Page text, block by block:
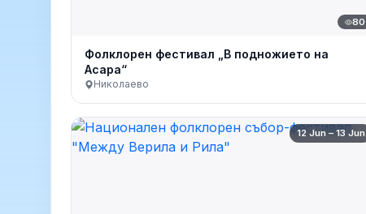
80
Фолклорен фестивал „В подножието на
Асара“
Николаево
12 Jun – 13 Jun